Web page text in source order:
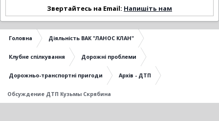
Звертайтесь на Email: Напишіть нам
Головна Діяльність ВАК "ЛАНОС КЛАН"
Клубне спілкування Дорожні проблеми
Дорожньо-транспортні пригоди Архів - ДТП
Обсуждение ДТП Кузьмы Скрябина